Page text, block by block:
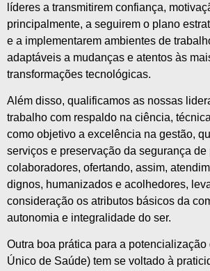
líderes a transmitirem confiança,
principalmente, a seguirem o plano
e a implementarem ambientes de
adaptáveis a mudanças e atentos às
transformações tecnológicas.
Além disso, qualificamos as nossas
trabalho com respaldo na ciência,
como objetivo a excelência na gestão,
serviços e preservação da segurança de
colaboradores, ofertando, assim,
dignos, humanizados e acolhedores,
consideração os atributos básicos da
autonomia e integralidade do ser.
Outra boa prática para a
Único de Saúde) tem se voltado à